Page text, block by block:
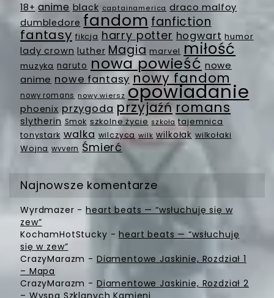
18+ anime black captainamerica draco malfoy
dumbledore fandom fanfiction
fantasy fikcja harry potter hogwart humor
lady crown luther Magia marvel miłość
muzyka naruto nowa powieść nowe
anime nowe fantasy nowy fandom
nowy romans nowy wiersz opowiadanie
phoenix przygoda przyjaźń romans
slytherin Smok szkolne życie szkoła tajemnica
tonystark walka wilczyca wilk wilkołak wilkołaki
Wojna wyvern Śmierć
Najnowsze komentarze
Wyrdmazer -heart beats — “wsłuchuję się w
zew”
KochamHotStucky -heart beats — “wsłuchuję
się w zew”
CrazyMarazm - Diamentowe Jaskinie, Rozdział 1
– Mapa
CrazyMarazm - Diamentowe Jaskinie, Rozdział 2